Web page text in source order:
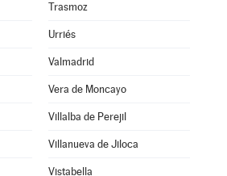
Trasmoz
Urriés
Valmadrid
Vera de Moncayo
Villalba de Perejil
Villanueva de Jiloca
Vistabella